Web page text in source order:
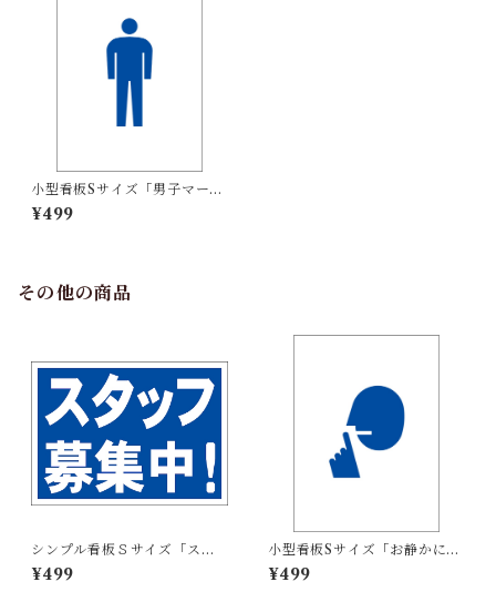
小型看板Sサイズ「男子マーク
（青）」 屋外可【その他・マ
ーク】
¥499
その他の商品
シンプル看板Ｓサイズ「スタ
ッフ募集中」【工場・現場】
屋外可
¥499
小型看板Sサイズ「お静かにマ
ーク（青）」 屋外可【その
他・マーク】
¥499